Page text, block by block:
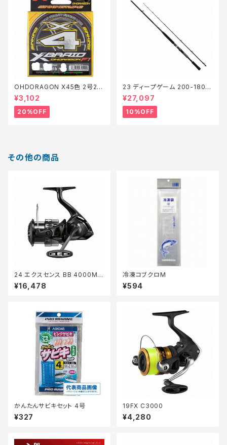
OHDORAGON X45色 2号20
0m28lb【特価仕掛】【20】
¥3,102
20%OFF
23 ディープゲーム 200-180
【継続セール_ロッド】【10】
¥27,097
10%OFF
その他の商品
24 エクスセンス BB 4000MH
G
¥16,478
冷凍コブクロM
¥594
かんたんサビキセット 4号
¥327
19FX C3000
¥4,280